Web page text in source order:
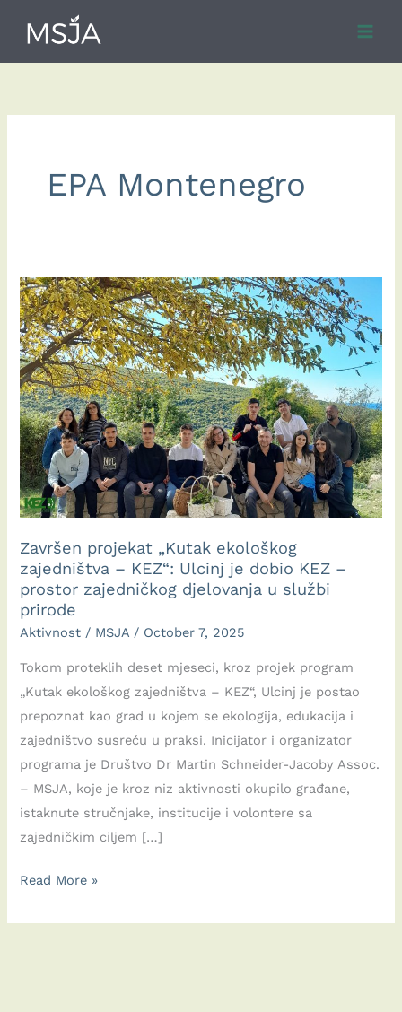
content
EPA Montenegro
Završen projekat „Kutak ekološkog
zajedništva – KEZ“: Ulcinj je dobio KEZ –
prostor zajedničkog djelovanja u službi
prirode
Aktivnost / MSJA / October 7, 2025
Tokom proteklih deset mjeseci, kroz projek program
„Kutak ekološkog zajedništva – KEZ“, Ulcinj je postao
prepoznat kao grad u kojem se ekologija, edukacija i
zajedništvo susreću u praksi. Inicijator i organizator
programa je Društvo Dr Martin Schneider-Jacoby Assoc.
– MSJA, koje je kroz niz aktivnosti okupilo građane,
istaknute stručnjake, institucije i volontere sa
zajedničkim ciljem […]
Završen
„Kutak
Read More »